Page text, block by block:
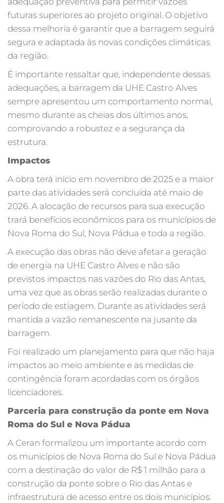
futuras superiores ao projeto original. O objetivo
dessa melhoria é garantir que a barragem seguirá
segura e adaptada às novas condições climáticas
da região.
É importante ressaltar que, independente dessas
adequações, a barragem da UHE Castro Alves
sempre apresentou um comportamento normal,
mesmo durante as cheias dos últimos anos,
comprovando a robustez e a segurança da
estrutura.
Impactos
A obra terá início em novembro de 2025 e a maior
parte das atividades será concluída até maio de
2026. A alocação de recursos para sua execução
trará benefícios econômicos para os municípios de
Nova Roma do Sul, Nova Pádua e toda a região.
A execução das obras não deve afetar a geração
de energia na UHE Castro Alves e não são
previstos impactos nas vazões do Rio das Antas,
uma vez que as obras serão realizadas durante o
período de estiagem. Durante as atividades será
mantida a vazão remanescente na jusante da
barragem.
Foi realizado um planejamento para que não haja
impactos ao meio ambiente e as medidas de
contingência foram acordadas com os órgãos
licenciadores.
Parceria para construção da ponte em Nova
Roma do Sul e Nova Pádua
A Ceran formalizou um importante acordo com
os municípios de Nova Roma do Sul e Nova Pádua
com a destinação do valor de R$ 1 milhão para a
construção da ponte sobre o Rio das Antas e
infraestrutura de acesso entre os dois municípios.